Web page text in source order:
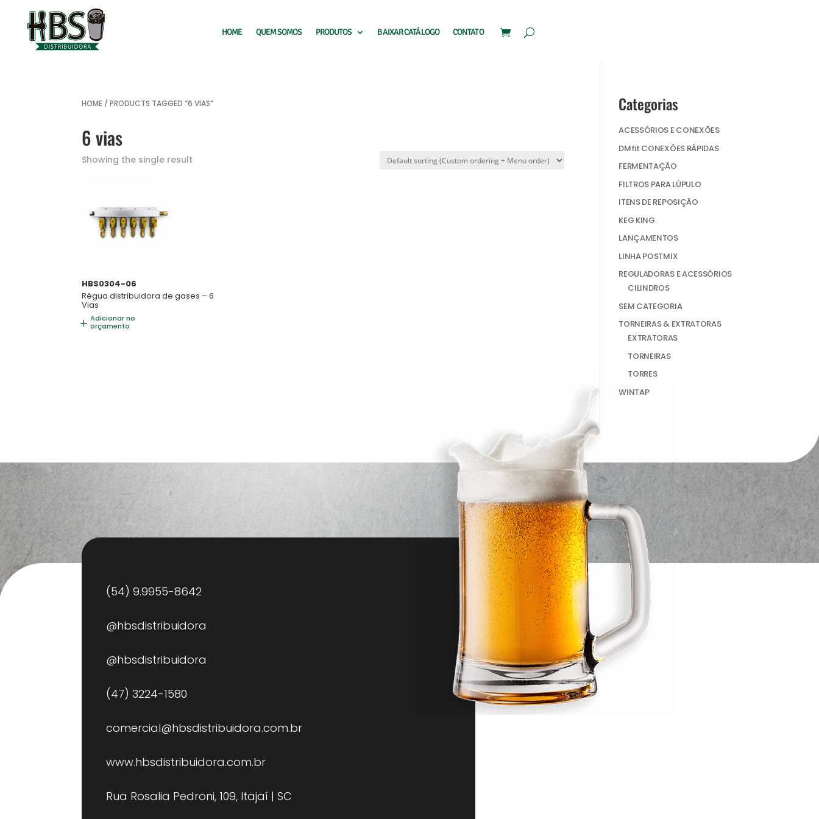
HOME QUEM SOMOS PRODUTOS BAIXAR CATÁLOGO CONTATO
HOME / PRODUCTS TAGGED “6 VIAS”
6 vias
Showing the single result
HBS0304-06
Régua distribuidora de gases – 6
Vias
Adicionar no
orçamento
Categorias
ACESSÓRIOS E CONEXÕES
DMfit CONEXÕES RÁPIDAS
FERMENTAÇÃO
FILTROS PARA LÚPULO
ITENS DE REPOSIÇÃO
KEG KING
LANÇAMENTOS
LINHA POSTMIX
REGULADORAS E ACESSÓRIOS
CILINDROS
SEM CATEGORIA
TORNEIRAS & EXTRATORAS
EXTRATORAS
TORNEIRAS
TORRES
WINTAP
(54) 9.9955-8642
@hbsdistribuidora
@hbsdistribuidora
(47) 3224-1580
comercial@hbsdistribuidora.com.br
www.hbsdistribuidora.com.br
Rua Rosalia Pedroni, 109, Itajaí | SC